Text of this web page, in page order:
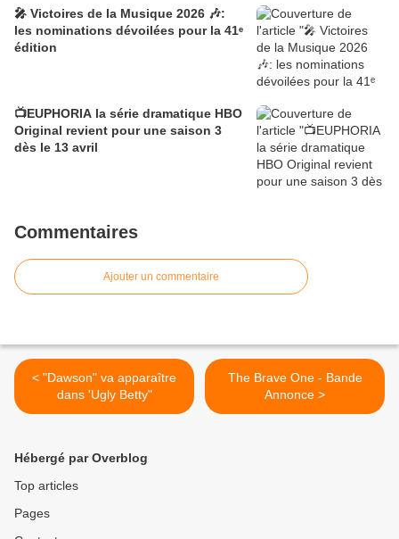
🎤 Victoires de la Musique 2026 🎶:
les nominations dévoilées pour la 41ᵉ
édition
📺EUPHORIA la série dramatique HBO
Original revient pour une saison 3
dès le 13 avril
Commentaires
Ajouter un commentaire
< "Dawson" va apparaître
dans 'Ugly Betty"
The Brave One - Bande
Annonce >
Hébergé par Overblog
Top articles
Pages